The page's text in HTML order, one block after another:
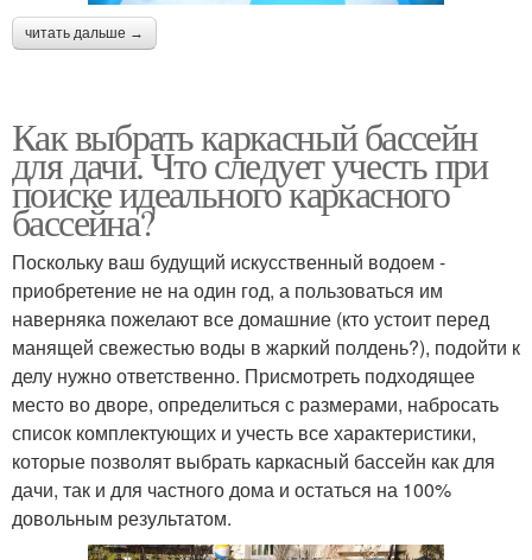
читать дальше →
Как выбрать каркасный бассейн
для дачи. Что следует учесть при
поиске идеального каркасного
бассейна?
Поскольку ваш будущий искусственный водоем -
приобретение не на один год, а пользоваться им
наверняка пожелают все домашние (кто устоит перед
манящей свежестью воды в жаркий полдень?), подойти к
делу нужно ответственно. Присмотреть подходящее
место во дворе, определиться с размерами, набросать
список комплектующих и учесть все характеристики,
которые позволят выбрать каркасный бассейн как для
дачи, так и для частного дома и остаться на 100%
довольным результатом.